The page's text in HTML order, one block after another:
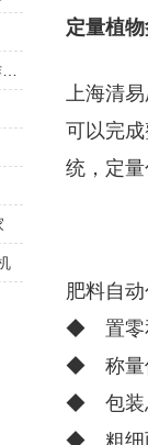
定量植
上海清
可以完
统，定
肥料自
◆ 置零
◆ 称量
◆ 包装
◆ 粗细